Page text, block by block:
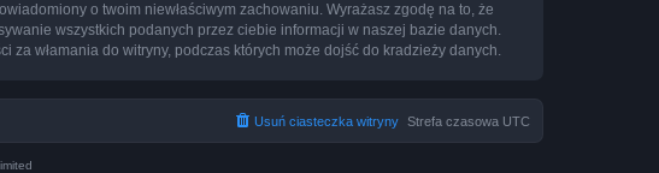
o twoim niewłaściwym zachowaniu. Wyrażasz zgodę na to, że
wszystkich podanych przez ciebie informacji w naszej bazie danych.
włamania do witryny, podczas których może dojść do kradzieży danych.
Strefa czasowa UTC
Usuń ciasteczka witryny